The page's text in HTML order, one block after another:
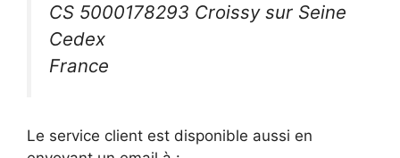
CS 5000178293 Croissy sur Seine
Cedex
France
Le service client est disponible aussi en